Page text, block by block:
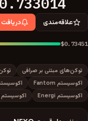
علاقه‌مندی
$0.73451
توکن‌های مبتنی بر صرافی
اکوسیستم Fantom
اکوسیستم Energi
اکوسیستم Sora